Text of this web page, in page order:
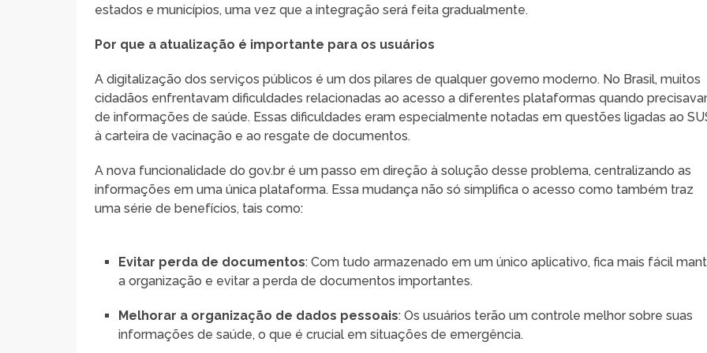
estados e municípios, uma vez que a integração será feita gradualmente.
Por que a atualização é importante para os usuários
A digitalização dos serviços públicos é um dos pilares de qualquer governo moderno. No Brasil, muitos
cidadãos enfrentavam dificuldades relacionadas ao acesso a diferentes plataformas quando
de informações de saúde. Essas dificuldades eram especialmente notadas em questões ligadas ao
à carteira de vacinação e ao resgate de documentos.
A nova funcionalidade do gov.br é um passo em direção à solução desse problema, centralizando as
informações em uma única plataforma. Essa mudança não só simplifica o acesso como também traz
uma série de benefícios, tais como:
Evitar perda de documentos: Com tudo armazenado em um único aplicativo, fica mais fácil
a organização e evitar a perda de documentos importantes.
Melhorar a organização de dados pessoais: Os usuários terão um controle melhor sobre suas
informações de saúde, o que é crucial em situações de emergência.